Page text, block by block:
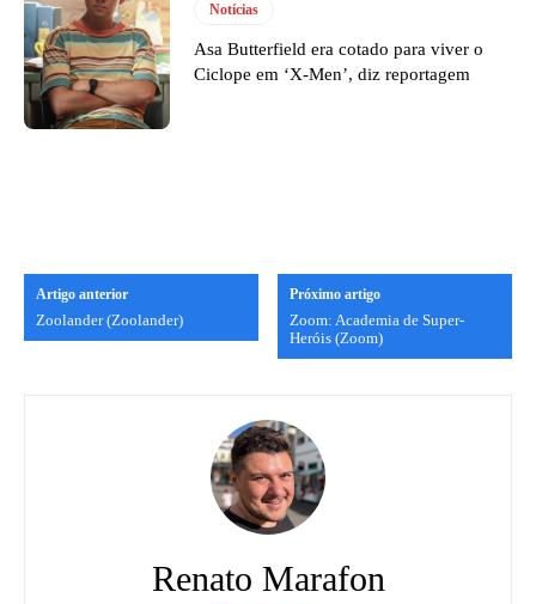
Notícias
Asa Butterfield era cotado para viver o
Ciclope em ‘X-Men’, diz reportagem
Artigo anterior
Zoolander (Zoolander)
Próximo artigo
Zoom: Academia de Super-
Heróis (Zoom)
Renato Marafon